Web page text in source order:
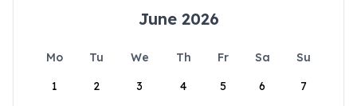
June 2026
Mo Tu We Th Fr Sa
Su
1
2 3 4 5 6 7